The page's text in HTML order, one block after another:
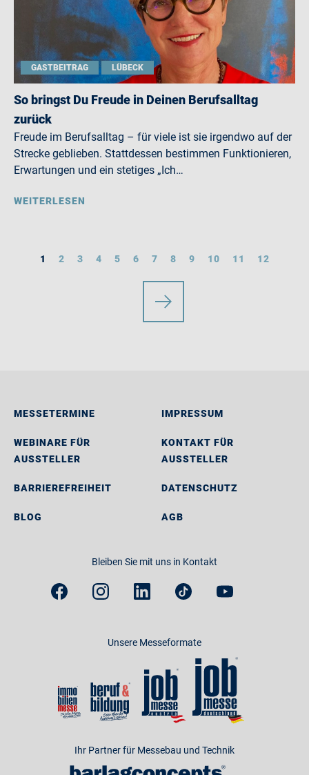
GASTBEITRAG LÜBECK
So bringst Du Freude in Deinen Berufsalltag
zurück
Freude im Berufsalltag – für viele ist sie irgendwo auf der
Strecke geblieben. Stattdessen bestimmen Funktionieren,
Erwartungen und ein stetiges „Ich…
WEITERLESEN
1 2 3 4 5 6 7 8 9 10 11 12
MESSETERMINE
WEBINARE FÜR
AUSSTELLER
BARRIEREFREIHEIT
BLOG
IMPRESSUM
KONTAKT FÜR
AUSSTELLER
DATENSCHUTZ
AGB
Bleiben Sie mit uns in Kontakt
Unsere Messeformate
Ihr Partner für Messebau und Technik